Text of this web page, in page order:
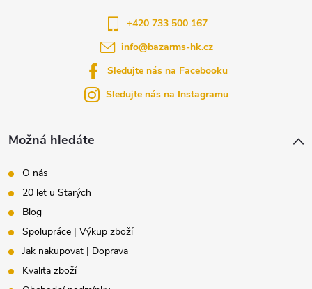
Možná hledáte
O nás
20 let u Starých
Blog
Spolupráce | Výkup zboží
Jak nakupovat | Doprava
Kvalita zboží
info@bazarms-hk.cz
+420 733 500 167
Sledujte nás na Facebooku
Sledujte nás na Instagramu